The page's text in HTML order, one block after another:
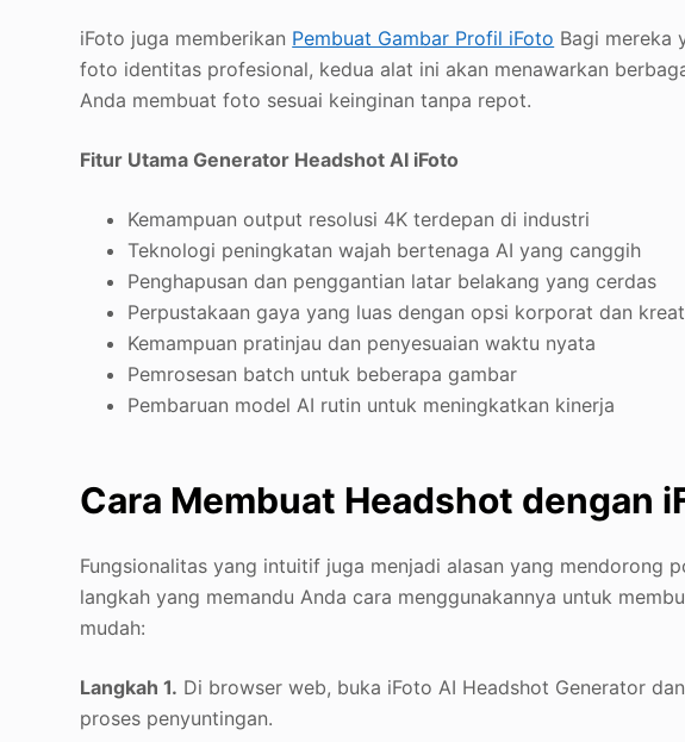
iFoto juga memberikan Pembuat Gambar Profil iFoto Bagi mereka
foto identitas profesional, kedua alat ini akan menawarkan
Anda membuat foto sesuai keinginan tanpa repot.
Fitur Utama Generator Headshot AI iFoto
Kemampuan output resolusi 4K terdepan di industri
Teknologi peningkatan wajah bertenaga AI yang canggih
Penghapusan dan penggantian latar belakang yang cerdas
Perpustakaan gaya yang luas dengan opsi korporat dan
Kemampuan pratinjau dan penyesuaian waktu nyata
Pemrosesan batch untuk beberapa gambar
Pembaruan model AI rutin untuk meningkatkan kinerja
Cara Membuat Headshot dengan
Fungsionalitas yang intuitif juga menjadi alasan yang mendorong
langkah yang memandu Anda cara menggunakannya untuk
mudah:
Langkah 1. Di browser web, buka iFoto AI Headshot Generator
proses penyuntingan.